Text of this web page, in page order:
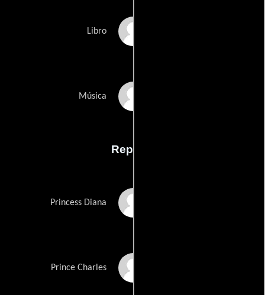
Libro
Música
Reparto
Princess Diana
Prince Charles